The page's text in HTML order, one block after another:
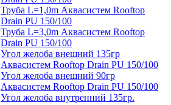
Труба L=1,0m Аквасистем Rooftop
Drain PU 150/100
Труба L=3,0m Аквасистем Rooftop
Drain PU 150/100
Угол желоба внешний 135гр
Аквасистем Rooftop Drain PU 150/100
Угол желоба внешний 90гр
Аквасистем Rooftop Drain PU 150/100
Угол желоба внутренний 135гр.